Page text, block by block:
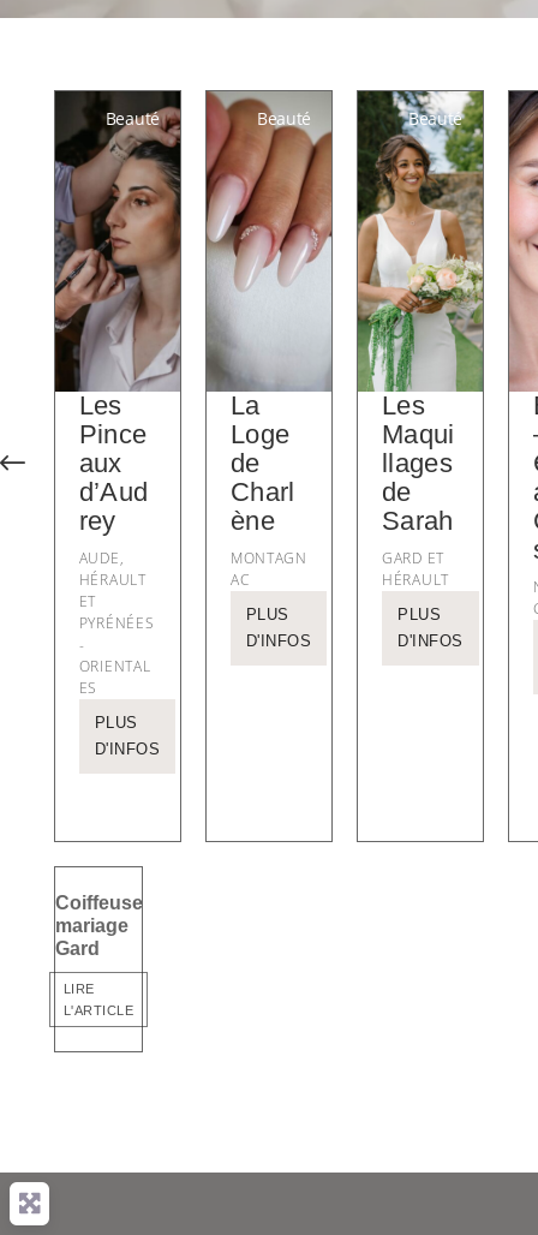
Beauté
Les
Pince
aux
d’Aud
rey
AUDE,
HÉRAULT
ET
PYRÉNÉES
-
ORIENTAL
ES
PLUS
D'INFOS
Beauté
La
Loge
de
Charl
ène
MONTAGN
AC
PLUS
D'INFOS
Beauté
Les
Maqui
llages
de
Sarah
GARD ET
HÉRAULT
PLUS
D'INFOS
Coiffeuse
mariage
Gard
LIRE
L'ARTICLE